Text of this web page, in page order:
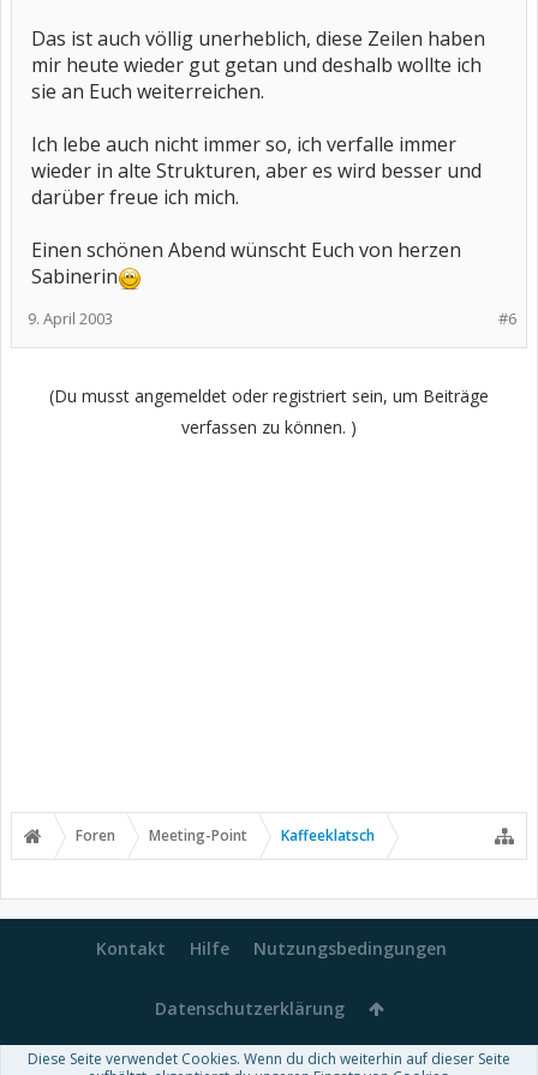
Das ist auch völlig unerheblich, diese Zeilen haben
mir heute wieder gut getan und deshalb wollte ich
sie an Euch weiterreichen.
Ich lebe auch nicht immer so, ich verfalle immer
wieder in alte Strukturen, aber es wird besser und
darüber freue ich mich.
Einen schönen Abend wünscht Euch von herzen
Sabinerin
#6
9. April 2003
(Du musst angemeldet oder registriert sein, um Beiträge
verfassen zu können. )
Foren Meeting-Point Kaffeeklatsch
Kontakt Hilfe Nutzungsbedingungen
Datenschutzerklärung
Diese Seite verwendet Cookies. Wenn du dich weiterhin auf dieser Seite